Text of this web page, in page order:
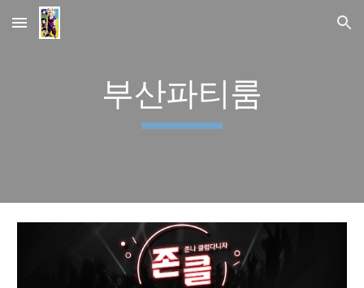
Skip to main content Skip to navigation
부산파티룸